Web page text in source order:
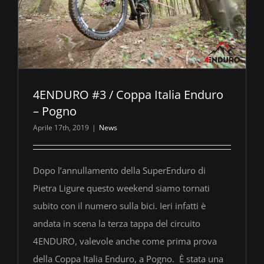
4ENDURO #3 / Coppa Italia Enduro
– Pogno
Aprile 17th, 2019 | News
Dopo l’annullamento della SuperEnduro di
Pietra Ligure questo weekend siamo tornati
subito con il numero sulla bici. Ieri infatti è
andata in scena la terza tappa del circuito
4ENDURO, valevole anche come prima prova
della Coppa Italia Enduro, a Pogno. È stata una